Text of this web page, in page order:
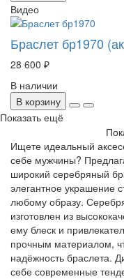
Видео
Браслет бр1970
28 600 ₽
В наличии
В корзину
Показать ещё
Ищете идеальный
себе мужчины?
широкий серебряный
элегантное украшение
любому образу.
изготовлен из
ему блеск и
прочным материалом,
надёжность браслета.
себе современные